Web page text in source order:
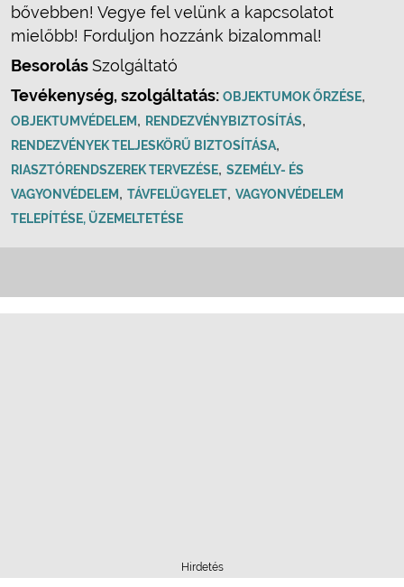
bővebben! Vegye fel velünk a kapcsolatot
mielőbb! Forduljon hozzánk bizalommal!
BesorolásSzolgáltató
Tevékenység, szolgáltatás: OBJEKTUMOK ŐRZÉSE,
OBJEKTUMVÉDELEM, RENDEZVÉNYBIZTOSÍTÁS,
RENDEZVÉNYEK TELJESKÖRŰ BIZTOSÍTÁSA,
RIASZTÓRENDSZEREK TERVEZÉSE, SZEMÉLY- ÉS
VAGYONVÉDELEM, TÁVFELÜGYELET, VAGYONVÉDELEM
TELEPÍTÉSE, ÜZEMELTETÉSE
Hirdetés